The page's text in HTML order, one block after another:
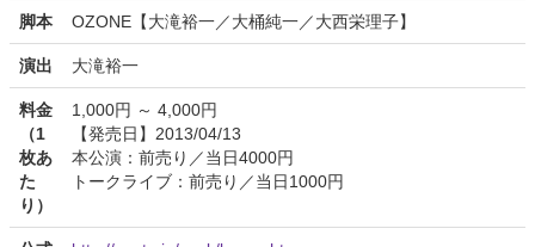
脚本 OZONE【大滝裕一／大桶純一／大西栄理子】
演出 大滝裕一
料金
（1
枚あ
た
り）
1,000円 ～ 4,000円
【発売日】2013/04/13
本公演：前売り／当日4000円
トークライブ：前売り／当日1000円